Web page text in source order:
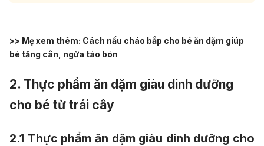
>> Mẹ xem thêm: Cách nấu cháo bắp cho bé ăn dặm giúp
bé tăng cân, ngừa táo bón
2. Thực phẩm ăn dặm giàu dinh dưỡng
cho bé từ trái cây
2.1 Thực phẩm ăn dặm giàu dinh dưỡng cho